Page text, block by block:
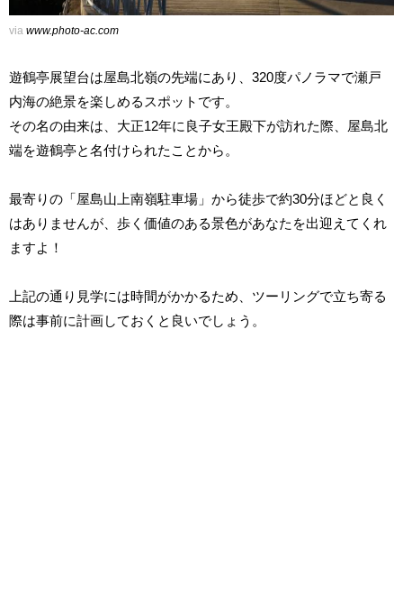
via www.photo-ac.com
遊鶴亭展望台は屋島北嶺の先端にあり、320度パノラマで瀬戸
内海の絶景を楽しめるスポットです。
その名の由来は、大正12年に良子女王殿下が訪れた際、屋島北
端を遊鶴亭と名付けられたことから。
最寄りの「屋島山上南嶺駐車場」から徒歩で約30分ほどと良く
はありませんが、歩く価値のある景色があなたを出迎えてくれ
ますよ！
上記の通り見学には時間がかかるため、ツーリングで立ち寄る
際は事前に計画しておくと良いでしょう。